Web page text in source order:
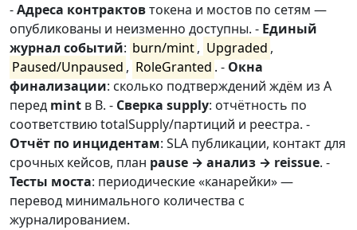
-Адреса контрактовтокена и мостов по сетям —
опубликованы и неизменно доступны. - Единый
журнал событий: burn/mint, Upgraded ,
Paused/Unpaused , RoleGranted . - Окна
финализации: сколько подтверждений ждём из A
перед mint в B. - Сверка supply: отчётность по
соответствию totalSupply/партиций и реестра. -
Отчёт по инцидентам: SLA публикации, контакт для
срочных кейсов, план pause → анализ → reissue. -
Тесты моста: периодические «канарейки» —
перевод минимального количества с
журналированием.